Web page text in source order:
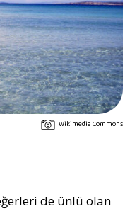
Wikimedia Commons
de ünlü olan